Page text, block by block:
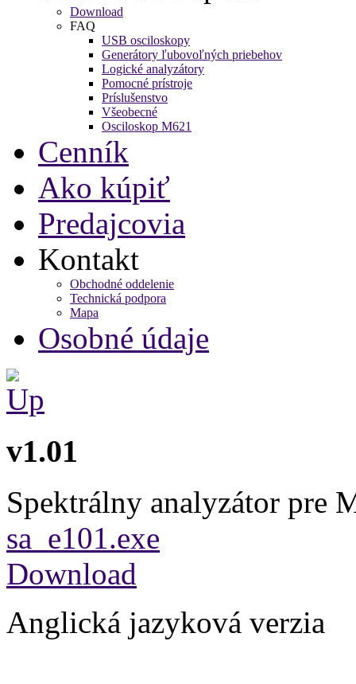
Download
FAQ
USB osciloskopy
Generátory ľubovoľných priebehov
Logické analyzátory
Pomocné prístroje
Príslušenstvo
Všeobecné
Osciloskop M621
Cenník
Ako kúpiť
Predajcovia
Kontakt
Obchodné oddelenie
Technická podpora
Mapa
Osobné údaje
v1.01
Spektrálny analyzátor pre
sa_e101.exe
Download
Anglická jazyková verzia